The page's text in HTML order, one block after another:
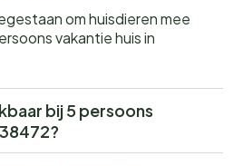
om huisdieren mee
vakantie huis in
bij 5 persoons